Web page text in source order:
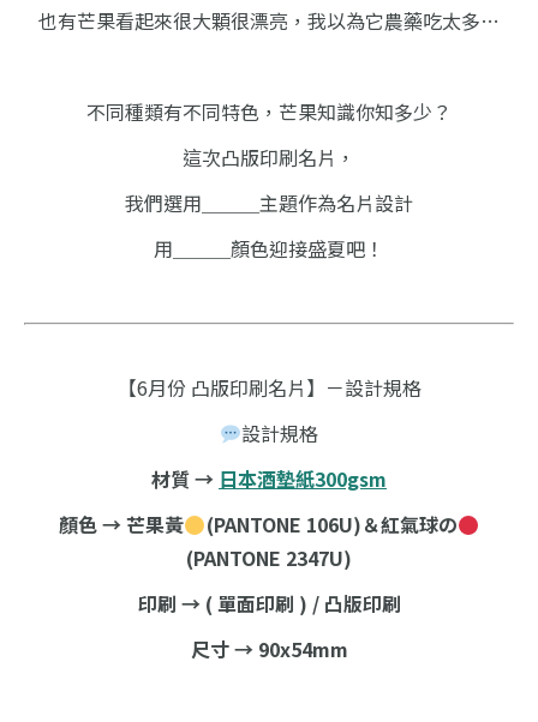
也有芒果看起來很大顆很漂亮， 我以為它農藥吃太多…
不同種類有不同特色，芒果知識你知多少？
這次凸版印刷名片，
我們選用＿＿＿主題作為名片設計
用＿＿＿顏色迎接盛夏吧！
【6月份 凸版印刷名片】－設計規格
設計規格
材質 → 日本酒墊紙300gsm
顏色 → 芒果黃
(PANTONE 106U)＆紅氣球の
(PANTONE 2347U)
印刷 → ( 單面印刷 ) / 凸版印刷
尺寸 → 90x54mm